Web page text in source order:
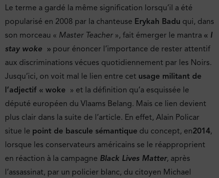
Le terme a gardé la même signification lorsqu’il a été
popularisé en 2008 par la chanteuse Erykah Badu qui, dans
son morceau « Master Teacher », fait émerger le mantra « I
stay woke » pour énoncer l’importance de rester attentif
aux discriminations vécues quotidiennement par les Noirs.
Jusqu’ici, on voit mal le lien entre cet usage militant de
l’adjectif « woke » et la définition qu’a esquissée le
député européen du Vlaams Belang. Mais ce lien devient
plus clair dans la suite de l’article. En effet, Alain Policar
situe le point de bascule sémantique du concept, en2014,
lorsque les conservateurs américains se le réapproprient
en réaction à la campagne Black Lives Matter, après
l’assassinat, par un policier blanc, du citoyen Michael